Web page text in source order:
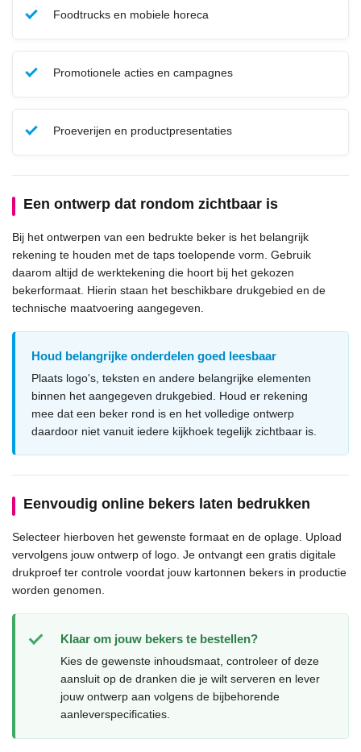
Foodtrucks en mobiele horeca
Promotionele acties en campagnes
Proeverijen en productpresentaties
Een ontwerp dat rondom zichtbaar is
Bij het ontwerpen van een bedrukte beker is het belangrijk
rekening te houden met de taps toelopende vorm. Gebruik
daarom altijd de werktekening die hoort bij het gekozen
bekerformaat. Hierin staan het beschikbare drukgebied en de
technische maatvoering aangegeven.
Houd belangrijke onderdelen goed leesbaar
Plaats logo's, teksten en andere belangrijke elementen
binnen het aangegeven drukgebied. Houd er rekening
mee dat een beker rond is en het volledige ontwerp
daardoor niet vanuit iedere kijkhoek tegelijk zichtbaar is.
Eenvoudig online bekers laten bedrukken
Selecteer hierboven het gewenste formaat en de oplage. Upload
vervolgens jouw ontwerp of logo. Je ontvangt een gratis digitale
drukproef ter controle voordat jouw kartonnen bekers in productie
worden genomen.
Klaar om jouw bekers te bestellen?
Kies de gewenste inhoudsmaat, controleer of deze
aansluit op de dranken die je wilt serveren en lever
jouw ontwerp aan volgens de bijbehorende
aanleverspecificaties.